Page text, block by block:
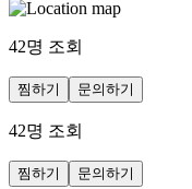
42명 조회
찜하기 문의하기
42명 조회
찜하기 문의하기